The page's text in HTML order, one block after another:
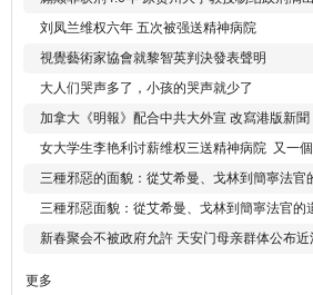
刘凤兰维权六年 五次被强送精神病院
視覺藝術家協會就黎智英判決發表聲明
大人们哭声多了，小孩的哭声就少了
加拿大《明報》配合中共大外宣 改寫港版新聞
女大学生李艳利讨薪维权三送精神病院 又一個
三種邪惡的面貌：從艾希曼、戈林到簡寧法官
三種邪惡面貌：從艾希曼、戈林到簡寧法官的
新春聚会不被政府允許 天安门母亲群体公布近
更多